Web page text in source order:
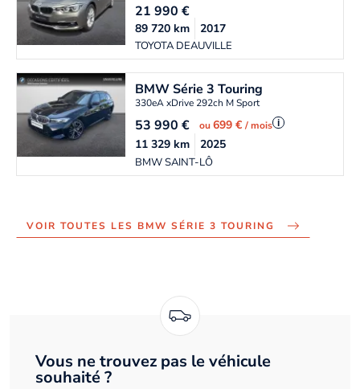
21 990€
TOYOTA DEAUVILLE
89 720km 2017
BMWSérie 3 Touring
330eA xDrive 292ch M Sport
53 990€ ou699 €/ mois i
BMW SAINT-LÔ
11 329km 2025
VOIR TOUTES LES BMW SÉRIE 3 TOURING
Vous ne trouvez pas le véhicule
souhaité ?